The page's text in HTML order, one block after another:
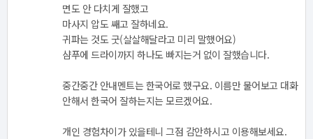
면도 안 다치게 잘했고
마사지 압도 쌔고 잘하네요.
귀파는 것도 굿(살살해달라고 미리 말했어요)
샴푸에 드라이까지 하나도 빠지는거 없이 잘했습니다.
중간중간 안내멘트는 한국어로 했구요. 이름만 물어보고 대화
안해서 한국어 잘하는지는 모르겠어요.
개인 경험차이가 있을테니 그점 감안하시고 이용해보세요.